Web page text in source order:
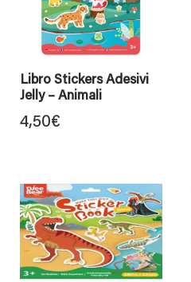
Libro Stickers Adesivi
Jelly – Animali
4,50€